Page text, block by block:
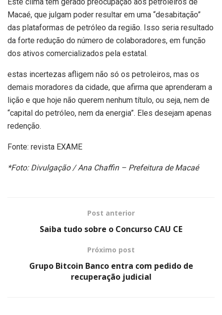
Macaé, que julgam poder resultar em uma “desabitação”
das plataformas de petróleo da região. Isso seria resultado
da forte redução do número de colaboradores, em função
dos ativos comercializados pela estatal.
estas incertezas afligem não só os petroleiros, mas os
demais moradores da cidade, que afirma que aprenderam a
lição e que hoje não querem nenhum título, ou seja, nem de
“capital do petróleo, nem da energia”. Eles desejam apenas
redenção.
Fonte: revista EXAME
*Foto: Divulgação / Ana Chaffin – Prefeitura de Macaé
Post anterior
Saiba tudo sobre o Concurso CAU CE
Próximo post
Grupo Bitcoin Banco entra com pedido de
recuperação judicial